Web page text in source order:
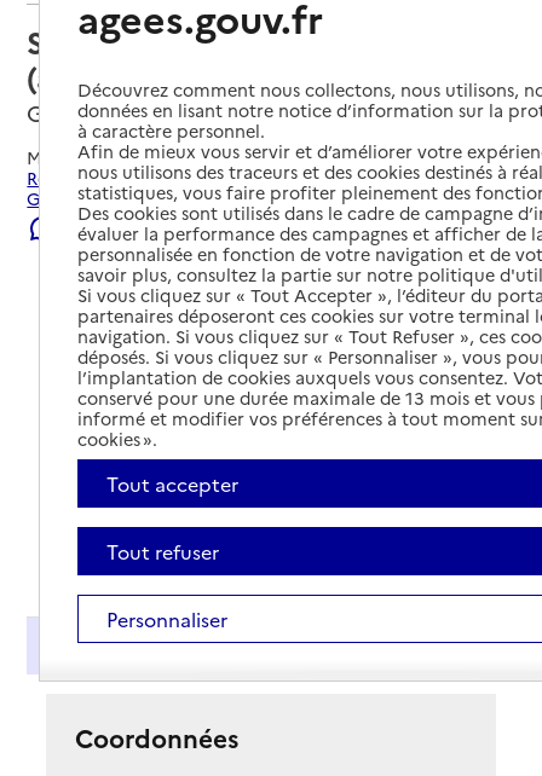
Service autonomie à domicile
(aide) – Âge et perspectives
Grenoble, ISERE
Mis à jour le22/07/2026
Rechercher les établissements et services autour de
Grenoble.
Signaler une erreur
Présentation
Coordonnées
agees.gouv.fr
Découvrez comment nous collectons, nous utilisons,
données en lisant notre notice d’information sur la
à caractère personnel.
Afin de mieux vous servir et d’améliorer votre
nous utilisons des traceurs et des cookies destinés à
statistiques, vous faire profiter pleinement des
Des cookies sont utilisés dans le cadre de campagne
évaluer la performance des campagnes et afficher de
personnalisée en fonction de votre navigation et de
savoir plus, consultez la partie sur notre politique
Si vous cliquez sur « Tout Accepter », l’éditeur du
partenaires déposeront ces cookies sur votre terminal
navigation. Si vous cliquez sur « Tout Refuser », ces
déposés. Si vous cliquez sur « Personnaliser », vous
l’implantation de cookies auxquels vous consentez.
conservé pour une durée maximale de 13 mois et
informé et modifier vos préférences à tout moment
cookies ».
Tout accepter
Tout refuser
Personnaliser